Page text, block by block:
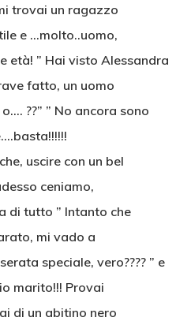
trovai un ragazzo
e …molto..uomo,
età! ” Hai visto Alessandra
fatto, un uomo
??” ” No ancora sono
uscire con un bel
ceniamo,
di tutto ” Intanto che
mi vado a
speciale, vero???? ” e
marito!!! Provai
di un abitino nero